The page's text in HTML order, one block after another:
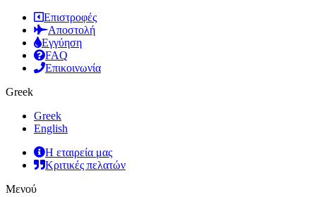
Επιστροφές
Αποστολή
Εγγύηση
FAQ
Επικοινωνία
Greek
Greek
English
Η εταιρεία μας
Κριτικές πελατών
Μενού